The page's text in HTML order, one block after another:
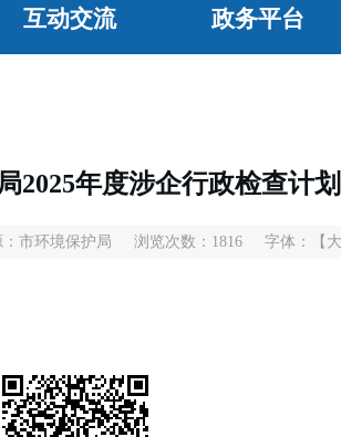
互动交流 政务平台
2025年度涉企行政检查计划
：市环境保护局 浏览次数： 1816 字体： 【